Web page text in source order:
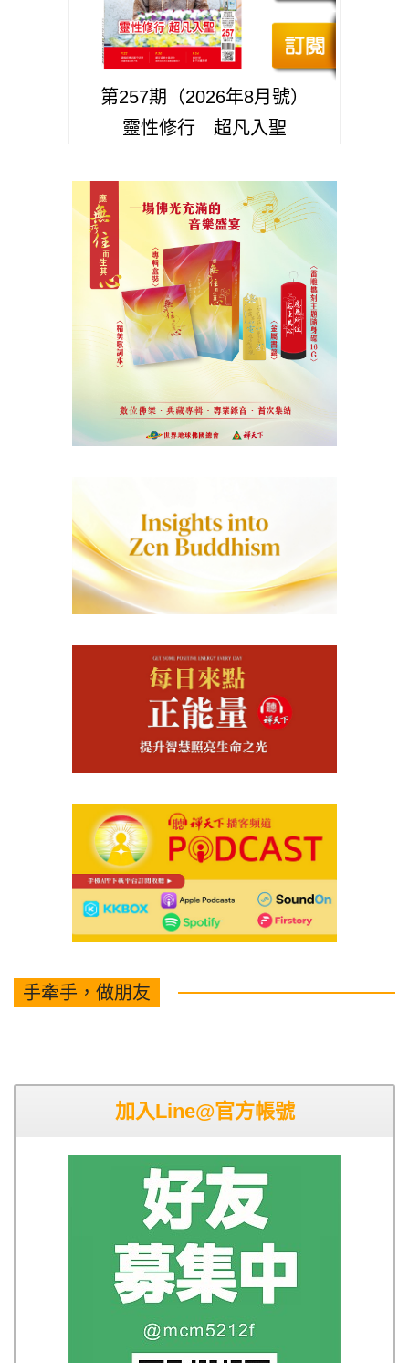
第257期（2026年8月號）
靈性修行 超凡入聖
手牽手，做朋友
加入Line@官方帳號